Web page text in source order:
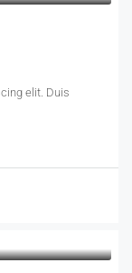
elit. Duis